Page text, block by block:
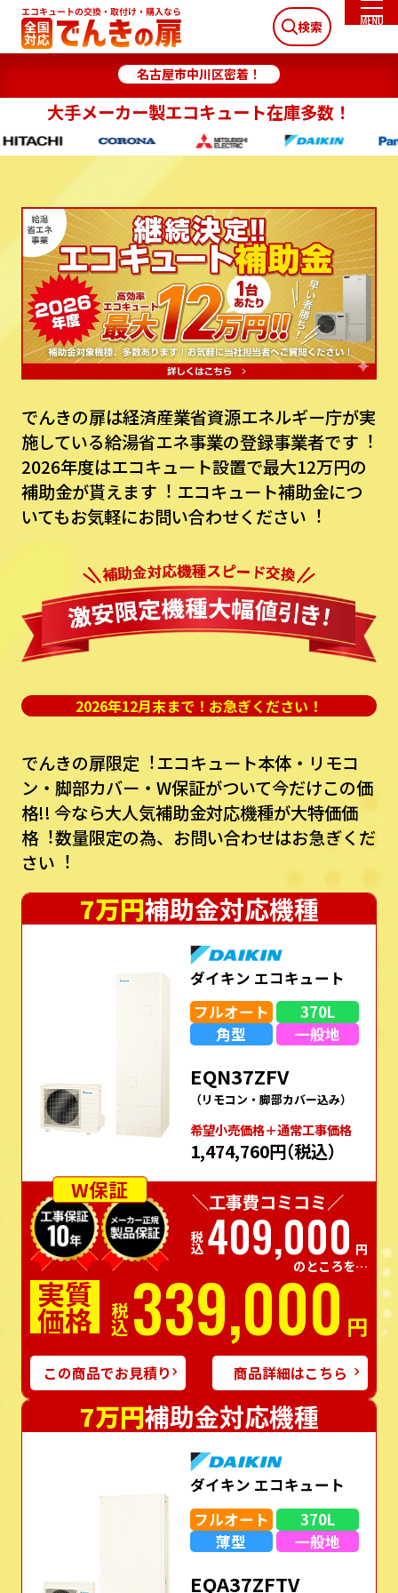
検索
名古屋市中川区密着！
大手メーカー製エコキュート在庫多数！
でんきの扉は経済産業省資源エネルギー庁が実
施している給湯省エネ事業の登録事業者です︕
2026年度はエコキュート設置で最⼤12万円の
補助⾦が貰えます︕ エコキュート補助⾦につ
いてもお気軽にお問い合わせください︕
2026年12月末まで！お急ぎください！
でんきの扉限定︕エコキュート本体・リモコ
ン・脚部カバー・W保証がついて今だけこの価
格!! 今なら⼤⼈気補助⾦対応機種が⼤特価価
格︕数量限定の為、お問い合わせはお急ぎくだ
さい︕
7万円補助金対応機種
ダイキン エコキュート
フルオート
370L
角型
一般地
EQN37ZFV
（リモコン・脚部カバー込み）
希望⼩売価格＋通常⼯事価格
1,474,760円（税込）
W保証
＼工事費コミコミ／
税込409,000 円
のところを…
実質
価格 税込339,000 円
この商品でお見積り 商品詳細はこちら
7万円補助金対応機種
ダイキン エコキュート
フルオート
370L
薄型
一般地
EQA37ZFTV